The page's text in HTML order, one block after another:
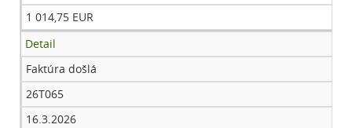
1 014,75 EUR
Detail
Faktúra došlá
26T065
16.3.2026